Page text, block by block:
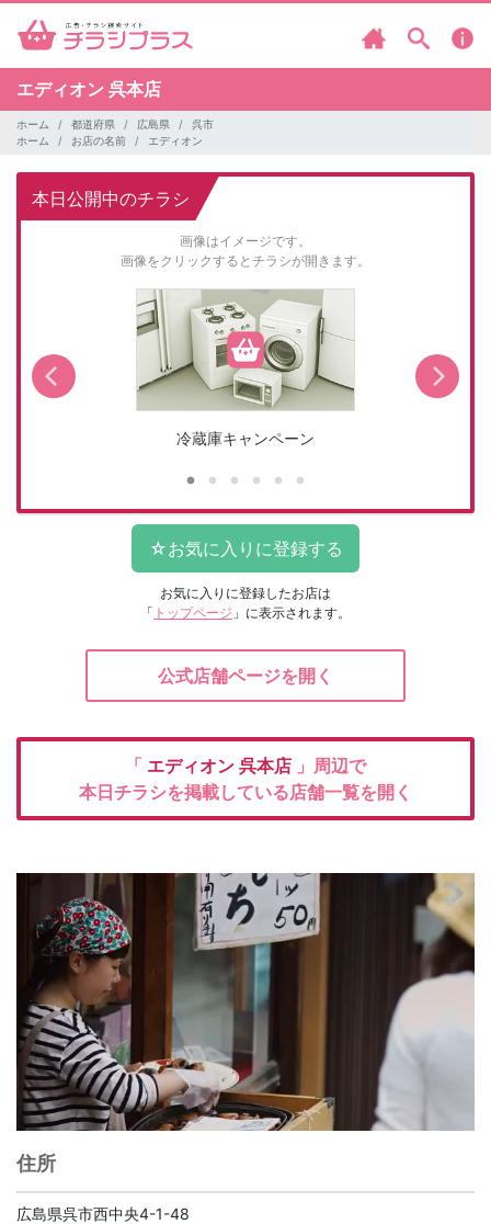
エディオン 呉本店
ホーム 都道府県 広島県
呉市
ホーム
お店の名前 エディオン
本日公開中のチラシ
画像はイメージです。
画像をクリックするとチラシが開きます。
冷蔵庫キャンペーン
お気に入りに登録したお店は
「 トップページ 」に表示されます。
公式店舗ページを開く
「 エディオン 呉本店 」周辺で
本日チラシを掲載している店舗一覧を開く
住所
広島県呉市西中央4-1-48